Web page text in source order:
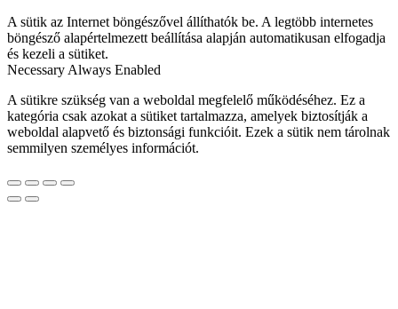
A sütik az Internet böngészővel állíthatók be. A legtöbb internetes
böngésző alapértelmezett beállítása alapján automatikusan elfogadja
és kezeli a sütiket.
Necessary Always Enabled
A sütikre szükség van a weboldal megfelelő működéséhez. Ez a
kategória csak azokat a sütiket tartalmazza, amelyek biztosítják a
weboldal alapvető és biztonsági funkcióit. Ezek a sütik nem tárolnak
semmilyen személyes információt.